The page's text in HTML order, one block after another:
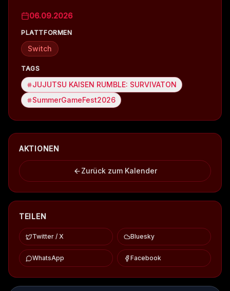
06.09.2026
PLATTFORMEN
Switch
TAGS
JUJUTSU KAISEN RUMBLE: SURVIVATON
SummerGameFest2026
AKTIONEN
Zurück zum Kalender
TEILEN
Twitter / X Bluesky
WhatsApp Facebook